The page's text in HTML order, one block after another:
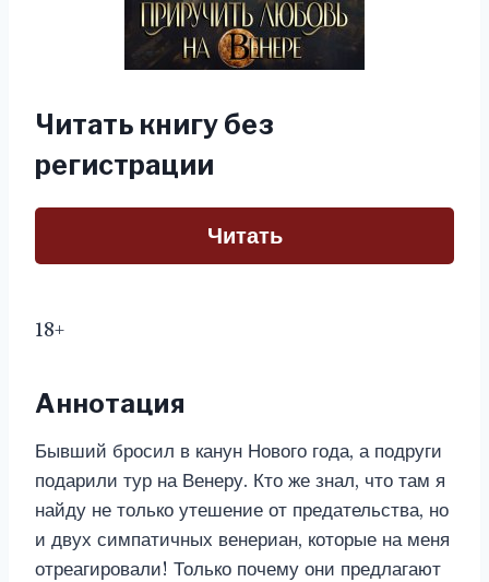
Читать книгу без
регистрации
Читать
18+
Аннотация
Бывший бросил в канун Нового года, а подруги
подарили тур на Венеру. Кто же знал, что там я
найду не только утешение от предательства, но
и двух симпатичных венериан, которые на меня
отреагировали! Только почему они предлагают